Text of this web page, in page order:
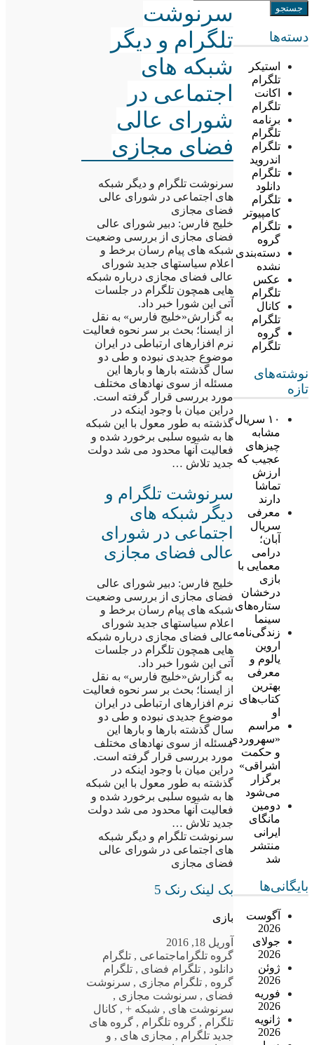
دسته‌ها
استیکر
تلگرام
اکانت
تلگرام
برنامه
تلگرام
تلگرام
اندروید
تلگرام
دانلود
تلگرام
کامپیوتر
تلگرام
گروه
دسته‌بندی
نشده
عکس
تلگرام
کانال
تلگرام
گروه
تلگرام
نوشته‌های
تازه
۱۰ سریال
مشابه
چیزهای
عجیب که
ارزش
تماشا
دارند
معرفی
سریال
آبان؛
درامی
معمایی با
بازی
درخشان
ستاره‌های
سینما
زندگی‌نامه
اروین
یالوم و
معرفی
بهترین
کتاب‌های
او
مراسم
«سهروردی
و حکمت
اشراقی»
برگزار
می‌شود
دومین
مانگای
ایرانی
منتشر
شد
بایگانی‌ها
آگوست
2026
جولای
2026
ژوئن
2026
فوریه
2026
ژانویه
2026
سرنوشت
تلگرام و دیگر
شبکه های
اجتماعی در
شورای عالی
فضای مجازی
سرنوشت تلگرام و دیگر شبکه
های اجتماعی در شورای عالی
فضای مجازی
خلیج فارس: دبیر شورای عالی
فضای مجازی از بررسی وضعیت
شبکه های پیام رسان برخط و
اعلام سیاستهای جدید شورای
عالی فضای مجازی درباره شبکه
هایی همچون تلگرام در جلسات
آتی این شورا خبر داد.
به گزارش«خلیج فارس» به نقل
از ایسنا؛ بحث بر سر نحوه فعالیت
نرم افزارهای ارتباطی در ایران
موضوع جدیدی نبوده و طی دو
سال گذشته بارها و بارها این
مسئله از سوی نهادهای مختلف
مورد بررسی قرار گرفته است.
دراین میان با وجود اینکه در
گذشته به طور معول با این شبکه
ها به شیوه سلبی برخورد شده و
فعالیت آنها محدود می شد دولت
جدید تلاش …
سرنوشت تلگرام و
دیگر شبکه های
اجتماعی در شورای
عالی فضای مجازی
خلیج فارس: دبیر شورای عالی
فضای مجازی از بررسی وضعیت
شبکه های پیام رسان برخط و
اعلام سیاستهای جدید شورای
عالی فضای مجازی درباره شبکه
هایی همچون تلگرام در جلسات
آتی این شورا خبر داد.
به گزارش«خلیج فارس» به نقل
از ایسنا؛ بحث بر سر نحوه فعالیت
نرم افزارهای ارتباطی در ایران
موضوع جدیدی نبوده و طی دو
سال گذشته بارها و بارها این
مسئله از سوی نهادهای مختلف
مورد بررسی قرار گرفته است.
دراین میان با وجود اینکه در
گذشته به طور معول با این شبکه
ها به شیوه سلبی برخورد شده و
فعالیت آنها محدود می شد دولت
جدید تلاش …
سرنوشت تلگرام و دیگر شبکه
های اجتماعی در شورای عالی
فضای مجازی
بک لینک رنک 5
بازی
آوریل 18, 2016
گروه تلگراماجتماعی , تلگرام
دانلود , تلگرام فضای , تلگرام
گروه , تلگرام مجازی , سرنوشت
فضای , سرنوشت مجازی ,
سرنوشت های , شبکه +, کانال
تلگرام , گروه تلگرام , گروه های
جدید تلگرام , مجازی های , و